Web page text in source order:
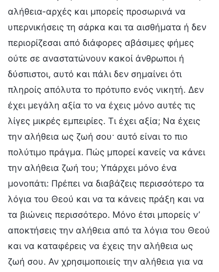
αλήθεια-αρχές και μπορείς προσωρινά να
υπερνικήσεις τη σάρκα και τα αισθήματα ή δεν
περιορίζεσαι από διάφορες αβάσιμες φήμες
ούτε σε αναστατώνουν κακοί άνθρωποι ή
δύσπιστοι, αυτό και πάλι δεν σημαίνει ότι
πληροίς απόλυτα το πρότυπο ενός νικητή. Δεν
έχει μεγάλη αξία το να έχεις μόνο αυτές τις
λίγες μικρές εμπειρίες. Τι έχει αξία; Να έχεις
την αλήθεια ως ζωή σου· αυτό είναι το πιο
πολύτιμο πράγμα. Πώς μπορεί κανείς να κάνει
την αλήθεια ζωή του; Υπάρχει μόνο ένα
μονοπάτι: Πρέπει να διαβάζεις περισσότερο τα
λόγια του Θεού και να τα κάνεις πράξη και να
τα βιώνεις περισσότερο. Μόνο έτσι μπορείς ν’
αποκτήσεις την αλήθεια από τα λόγια του Θεού
και να καταφέρεις να έχεις την αλήθεια ως
ζωή σου. Αν χρησιμοποιείς την αλήθεια για να